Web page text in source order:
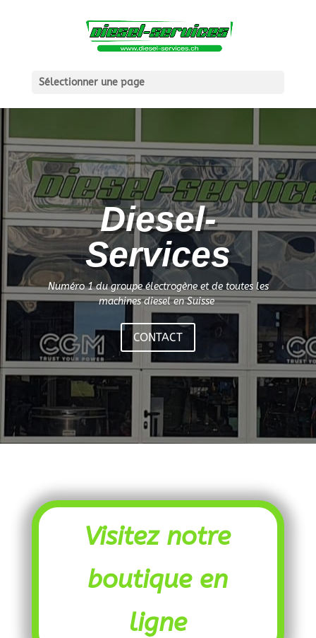
Sélectionner une page
Diesel-
Services
Numéro 1 du groupe électrogène et de toutes les
machines diesel en Suisse
CONTACT
Visitez notre
boutique en
ligne